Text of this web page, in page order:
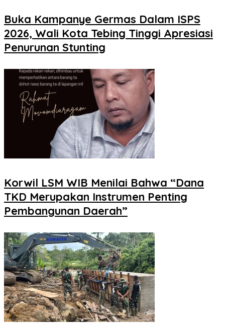
Buka Kampanye Germas Dalam ISPS
2026, Wali Kota Tebing Tinggi Apresiasi
Penurunan Stunting
Korwil LSM WIB Menilai Bahwa “Dana
TKD Merupakan Instrumen Penting
Pembangunan Daerah”